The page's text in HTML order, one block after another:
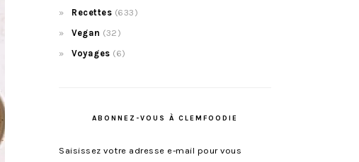
Recettes (633)
Vegan (32)
Voyages (6)
ABONNEZ-VOUS À CLEMFOODIE
Saisissez votre adresse e-mail pour vous